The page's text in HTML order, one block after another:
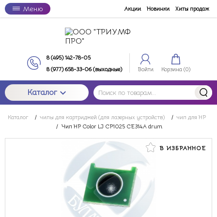
Меню Акции Новинки Хиты продаж
8 (495) 142-78-05
8 (977) 658-33-06 (выходные)
Войти Корзина (0)
Каталог
Каталог / чипы для картриджей (для лазерных устройств) / чип для HP
/ Чип HP Color LJ CP1025 CE314A drum
В ИЗБРАННОЕ